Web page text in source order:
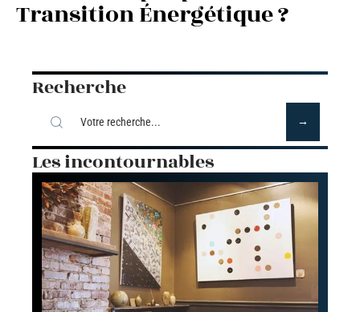
Transition Énergétique ?
Recherche
Les incontournables